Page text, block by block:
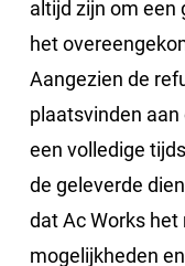
altijd zijn om een
het
Aangezien de
plaatsvinden
een volledige
de geleverde
dat Ac Works
mogelijkheden